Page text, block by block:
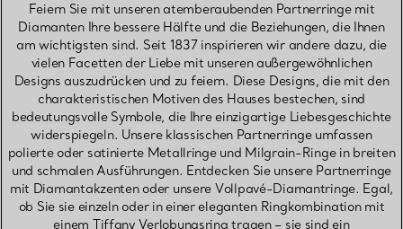
Feiern Sie mit unseren atemberaubenden Partnerringe mit
Diamanten Ihre bessere Hälfte und die Beziehungen, die Ihnen
am wichtigsten sind. Seit 1837 inspirieren wir andere dazu, die
vielen Facetten der Liebe mit unseren außergewöhnlichen
Designs auszudrücken und zu feiern. Diese Designs, die mit den
charakteristischen Motiven des Hauses bestechen, sind
bedeutungsvolle Symbole, die Ihre einzigartige Liebesgeschichte
widerspiegeln. Unsere klassischen Partnerringe umfassen
polierte oder satinierte Metallringe und Milgrain-Ringe in breiten
und schmalen Ausführungen. Entdecken Sie unsere Partnerringe
mit Diamantakzenten oder unsere Vollpavé-Diamantringe. Egal,
ob Sie sie einzeln oder in einer eleganten Ringkombination mit
einem Tiffany Verlobungsring tragen – sie sind ein